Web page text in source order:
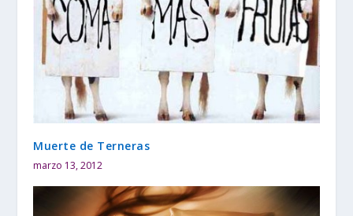
Muerte de Terneras
marzo 13, 2012